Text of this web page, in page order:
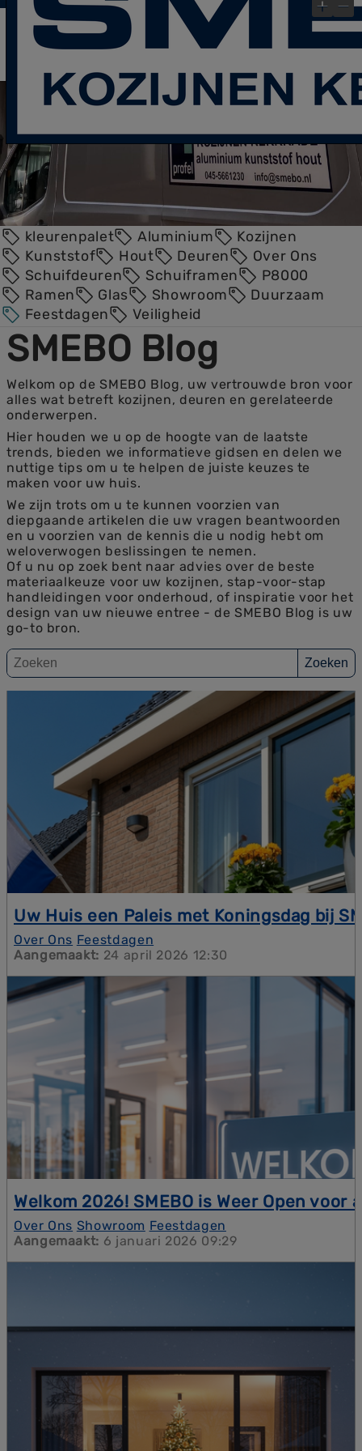
Bekijk gauw onze laatste Blog- Post! ×
kleurenpalet Aluminium
Kozijnen
Kunststof
Hout Deuren
Over Ons
Schuifdeuren
Schuiframen
P8000
Ramen
Glas Showroom
Duurzaam
Feestdagen
Veiligheid
SMEBO Blog
Welkom op de SMEBO Blog, uw vertrouwde bron voor
alles wat betreft kozijnen, deuren en gerelateerde
onderwerpen.
Hier houden we u op de hoogte van de laatste
trends, bieden we informatieve gidsen en delen we
nuttige tips om u te helpen de juiste keuzes te
maken voor uw huis.
We zijn trots om u te kunnen voorzien van
diepgaande artikelen die uw vragen beantwoorden
en u voorzien van de kennis die u nodig hebt om
weloverwogen beslissingen te nemen.
Of u nu op zoek bent naar advies over de beste
materiaalkeuze voor uw kozijnen, stap-voor-stap
handleidingen voor onderhoud, of inspiratie voor het
design van uw nieuwe entree - de SMEBO Blog is uw
go-to bron.
Zoeken
Uw Huis een Paleis met Koningsdag bij
Maak van uw woning een paleis met de koninklijke
kwaliteit van SMEBO. Ontdek onze duurzame
Koningsdag!
Over Ons Feestdagen
Aangemaakt: 24 april 2026 12:30
Welkom 2026! SMEBO is Weer Open voor
De winterstop is voorbij! SMEBO Kerkrade is vanaf
vandaag weer open. Start 2026 goed met
Over Ons Showroom Feestdagen
Aangemaakt: 6 januari 2026 09:29